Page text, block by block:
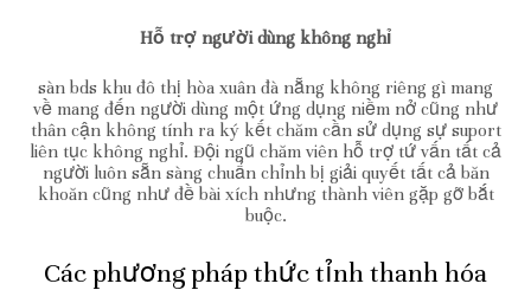
Hỗ trợ người dùng không nghỉ
sàn bds khu đô thị hòa xuân đà nẵng không riêng gì mang
về mang đến người dùng một ứng dụng niềm nở cũng như
thân cận không tính ra ký kết chăm cần sử dụng sự suport
liên tục không nghỉ. Đội ngũ chăm viên hỗ trợ tứ vấn tất cả
người luôn sẵn sàng chuẩn chỉnh bị giải quyết tất cả băn
khoăn cũng như đề bài xích nhưng thành viên gặp gỡ bắt
buộc.
Các phương pháp thức tỉnh thanh hóa